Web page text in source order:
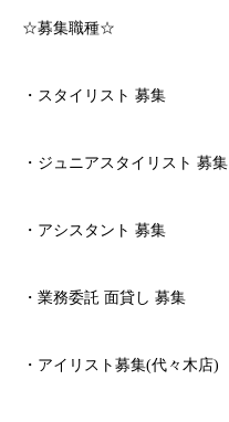
☆募集職種☆
・スタイリスト 募集
・ジュニアスタイリスト 募集
・アシスタント 募集
・業務委託 面貸し 募集
・アイリスト募集(代々木店)